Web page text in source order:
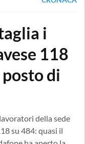
i
118
di
della sede
su 484: quasi il